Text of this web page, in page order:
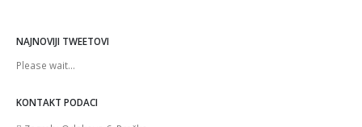
NAJNOVIJI TWEETOVI
Please wait...
KONTAKT PODACI